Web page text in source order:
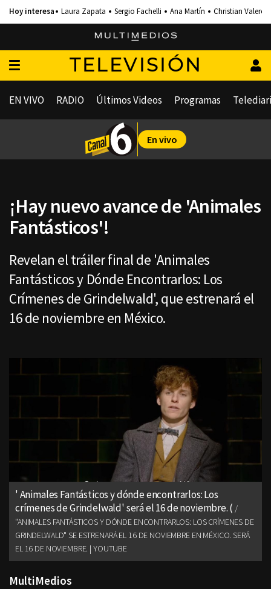
Laura Zapata Sergio Fachelli Ana Martín Christian Valero
TELEVISIÓN
EN VIVO RADIO Últimos Videos Programas
En vivo
¡Hay nuevo avance de 'Animales
Fantásticos'!
Revelan el tráiler final de 'Animales
Fantásticos y Dónde Encontrarlos: Los
Crímenes de Grindelwald', que estrenará el
16 de noviembre en México.
' Animales Fantásticos y dónde encontrarlos: Los
crímenes de Grindelwald' será el 16 de noviembre. (
"ANIMALES FANTÁSTICOS Y DÓNDE ENCONTRARLOS: LOS CRÍMENES DE
GRINDELWALD" SE ESTRENARÁ EL 16 DE NOVIEMBRE EN MÉXICO. SERÁ
EL 16 DE NOVIEMBRE. | YOUTUBE
MultiMedios